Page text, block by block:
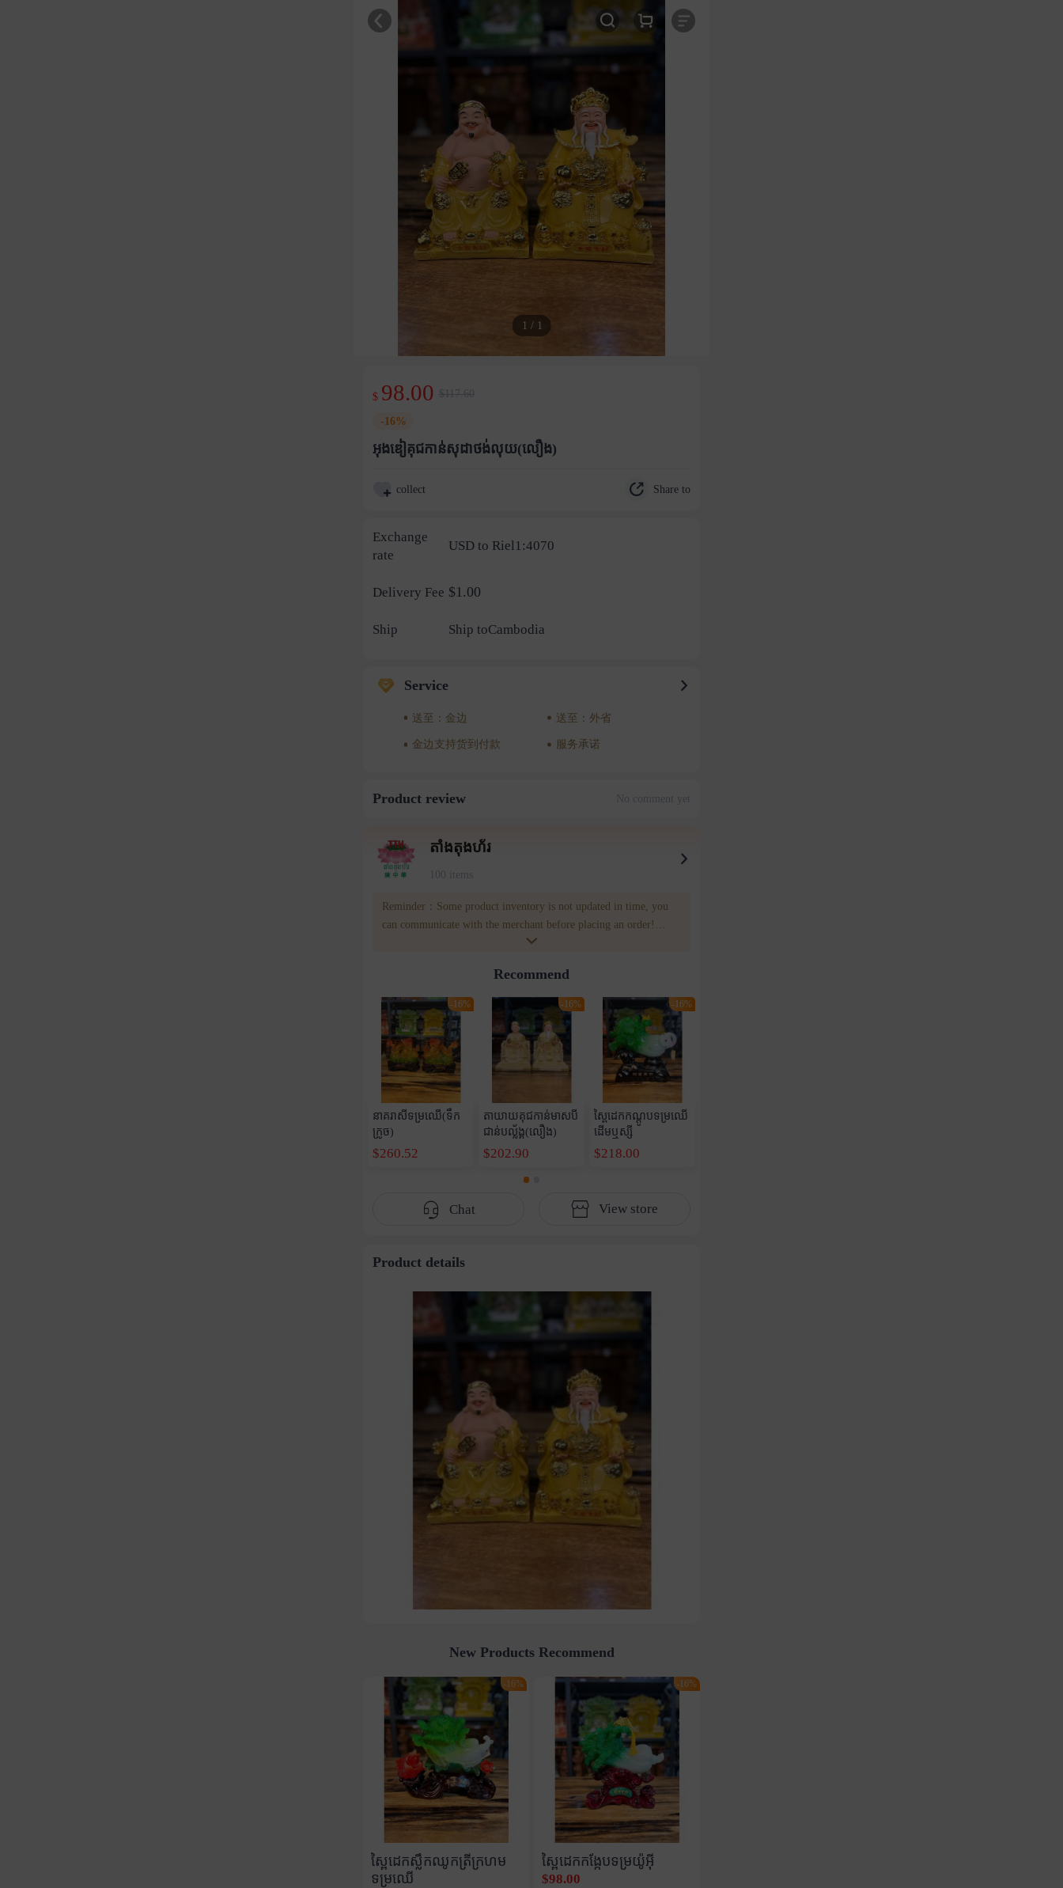
1 / 1
$ 98.00 $117.60
-16%
អុងឌៀគុជកាន់សុដាថង់លុយ(លឿង)
collect Share to
Exchange
rate
USD to Riel1:4070
Delivery Fee $1.00
Ship Ship toCambodia
Service
送至：金边 送至：外省
金边支持货到付款 服务承诺
Product review No comment yet
តាំងតុងហ័រ
100 items
Reminder：Some product inventory is not updated in time, you
can communicate with the merchant before placing an order!
Recommend
-16%
នាគរាសីទម្រឈើ(ទឹក
ក្រូច)
$260.52
-16%
តាយាយគុជកាន់មាសបី
ជាន់បល្ល័ង្គ(លឿង)
$202.90
-16%
ស្ពៃដេកកណ្តូបទម្រឈើ
ដើមឬស្សី
$218.00
Chat View store
Product details
New Products Recommend
ស្ពៃដេកស្លឹកឈូកត្រីក្រហម
ទម្រឈើ
-16%
ស្ពៃដេកកង្កែបទម្រយ៉ូអុី
$98.00
-16%